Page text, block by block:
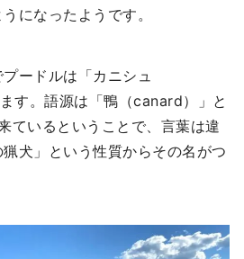
になったようです。
ードルは「カニシュ
す。語源は「鴨（canard）」と
ているということで、言葉は違
犬」という性質からその名がつ